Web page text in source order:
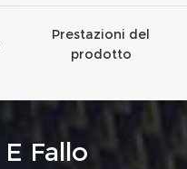
Prestazioni del
prodotto
Fallo